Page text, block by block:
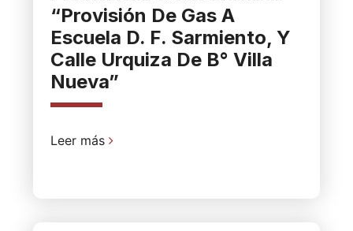
“Provisión De Gas A
Escuela D. F. Sarmiento, Y
Calle Urquiza De B° Villa
Nueva”
Leer más